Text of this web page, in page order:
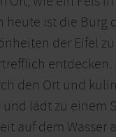
heute ist die
der Eifel
den Ort und
lädt zu
auf dem Wasser